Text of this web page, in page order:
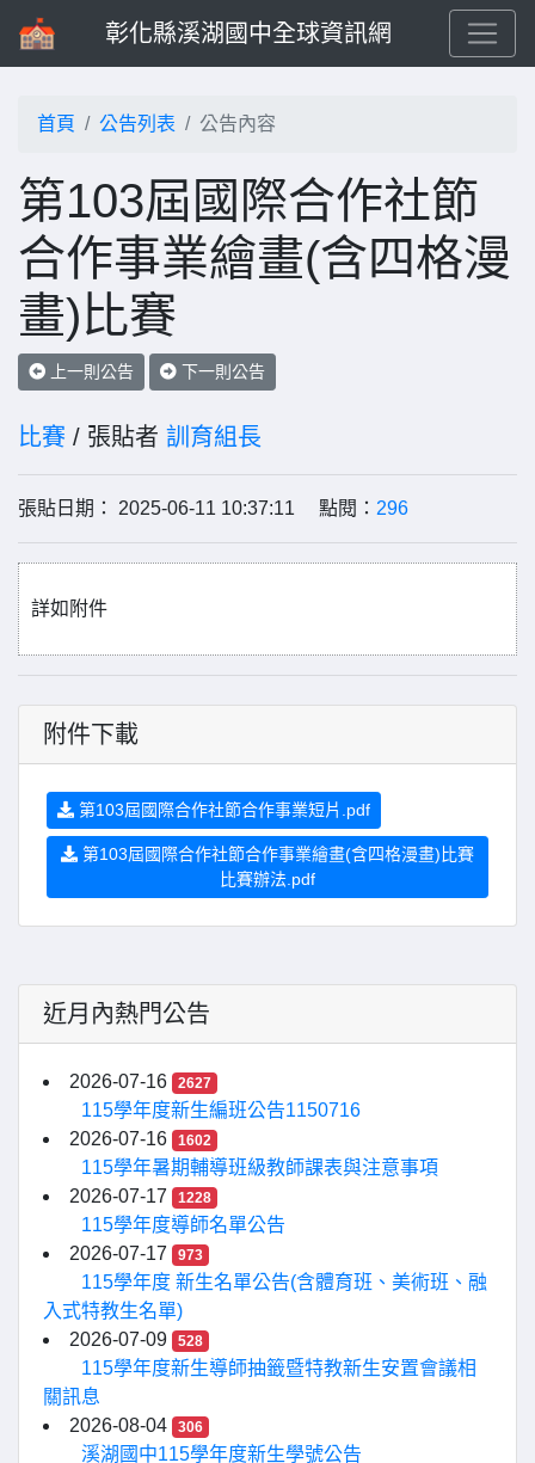
彰化縣溪湖國中全球資訊網
首頁 公告列表 公告內容
第103屆國際合作社節
合作事業繪畫(含四格漫
畫)比賽
上一則公告 下一則公告
比賽 / 張貼者 訓育組長
張貼日期： 2025-06-11 10:37:11 點閱： 296
詳如附件
附件下載
第103屆國際合作社節合作事業短片.pdf
第103屆國際合作社節合作事業繪畫(含四格漫畫)比賽
比賽辦法.pdf
近月內熱門公告
2026-07-16 2627
115學年度新生編班公告1150716
2026-07-16
1602
115學年暑期輔導班級教師課表與注意事項
2026-07-17
1228
115學年度導師名單公告
2026-07-17
973
115學年度 新生名單公告(含體育班、美術班、融
入式特教生名單)
2026-07-09
528
115學年度新生導師抽籤暨特教新生安置會議相
關訊息
2026-08-04
306
溪湖國中115學年度新生學號公告